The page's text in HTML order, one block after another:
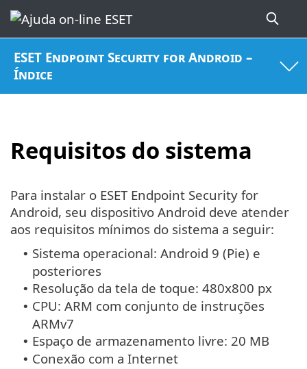
ESET Endpoint Security for Android –
Índice
Requisitos do sistema
Para instalar o ESET Endpoint Security for
Android, seu dispositivo Android deve atender
aos requisitos mínimos do sistema a seguir:
• Sistema operacional: Android 9 (Pie) e
posteriores
• Resolução da tela de toque: 480x800 px
• CPU: ARM com conjunto de instruções
ARMv7
• Espaço de armazenamento livre: 20 MB
• Conexão com a Internet